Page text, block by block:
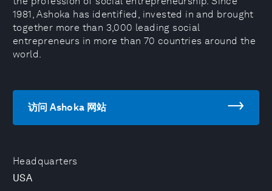
Headquarters
USA
1981, Ashoka has identified, invested in and brought
together more than 3,000 leading social
entrepreneurs in more than 70 countries around the
world.
访问 Ashoka 网站